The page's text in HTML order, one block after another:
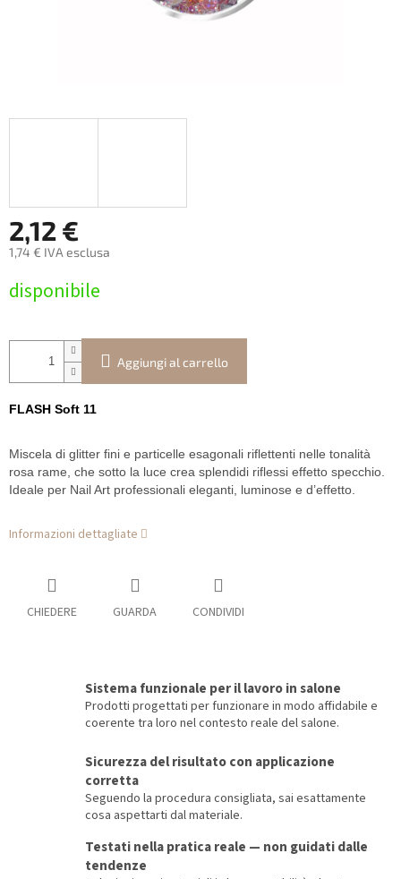
2,12 €
1,74 € IVA esclusa
della
disponibile
Aggiungi al carrello
FLASH Soft 11
Miscela di glitter fini e particelle esagonali riflettenti nelle tonalità
rosa rame, che sotto la luce crea splendidi riflessi effetto specchio.
Ideale per Nail Art professionali eleganti, luminose e d’effetto.
Informazioni dettagliate
CHIEDERE GUARDA CONDIVIDI
Sistema funzionale per il lavoro in salone
Prodotti progettati per funzionare in modo affidabile e
coerente tra loro nel contesto reale del salone.
Sicurezza del risultato con applicazione
corretta
Seguendo la procedura consigliata, sai esattamente
cosa aspettarti dal materiale.
Testati nella pratica reale — non guidati dalle
tendenze